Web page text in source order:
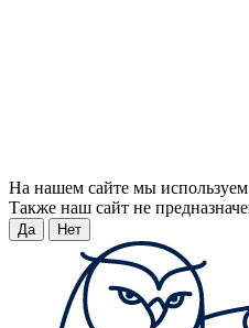
На нашем сайте мы
Также наш сайт не
Да Нет